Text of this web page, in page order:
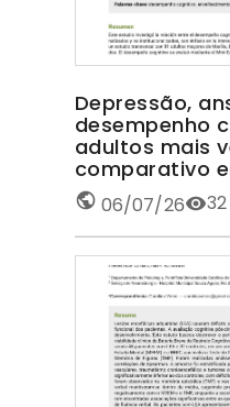
Depressão,
desempenho
adultos mais
comparativo
06/07/26 32